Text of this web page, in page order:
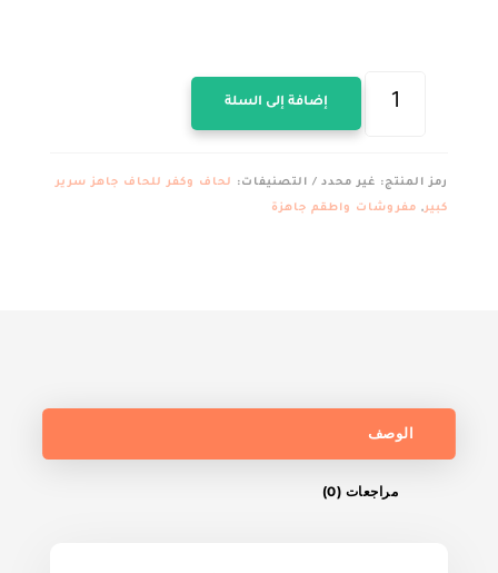
قطن
العامرية
إضافة إلى السلة
رمز المنتج: غير محدد التصنيفات: لحاف وكفر للحاف جاهز سرير
كبير, مفروشات واطقم جاهزة
الوصف
مراجعات (0)